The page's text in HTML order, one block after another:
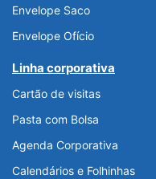
Envelope Saco
Envelope Ofício
Linha corporativa
Cartão de visitas
Pasta com Bolsa
Agenda Corporativa
Calendários e Folhinhas